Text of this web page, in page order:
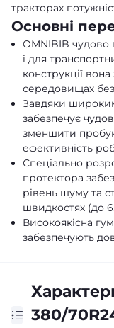
тракторах
Основні
OMNIBIB чудово
і для
конструкції
середовищах без
Завдяки
забезпечує
зменшити
ефективність
Спеціально
протектора
рівень шуму та
швидкостях (до
Високоякісна
забезпечують
380/